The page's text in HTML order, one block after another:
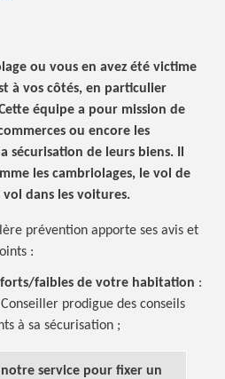
ou vous en avez étévictime
à vos côtés, en particulier
équipe a pour mission de
ou encore les
sécurisation de leurs biens. Il
les cambriolages, le vol de
dans les voitures.
prévention apporte ses avis et
:
faibles de votre habitation :
prodigue des conseils
à sa sécurisation ;
service pour fixer un